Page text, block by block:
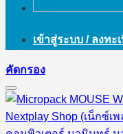
เข้าสู่ระบบ / ลงทะ
คัดกรอง